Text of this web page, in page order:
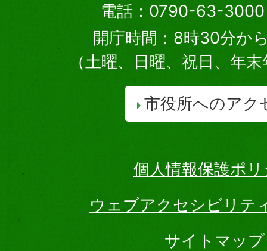
電話：0790-63-3000
開庁時間：8時30分か
（土曜、日曜、祝日、年
市役所へのアク
個人情報保護ポ
ウェブアクセシビリテ
サイトマップ